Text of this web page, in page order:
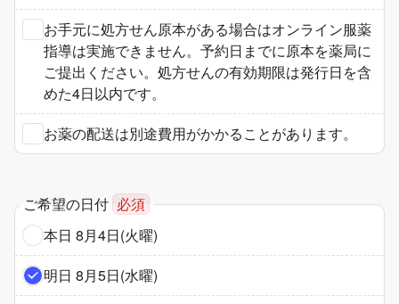
お手元に処方せん原本がある場合はオンライン服薬
指導は実施できません。予約日までに原本を薬局に
ご提出ください。処方せんの有効期限は発行日を含
めた4日以内です。
お薬の配送は別途費用がかかることがあります。
ご希望の日付 必須
本日 8月4日(火曜)
明日 8月5日(水曜)